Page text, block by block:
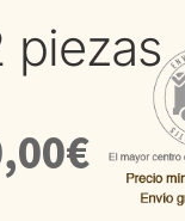
piezas
€El
precio